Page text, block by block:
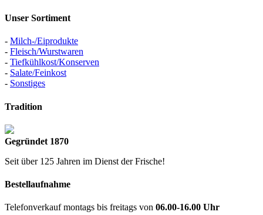
Unser Sortiment
- Milch-/Eiprodukte
- Fleisch/Wurstwaren
- Tiefkühlkost/Konserven
- Salate/Feinkost
- Sonstiges
Tradition
Gegründet 1870
Seit über 125 Jahren im Dienst der Frische!
Bestellaufnahme
Telefonverkauf montags bis freitags von 06.00-16.00 Uhr